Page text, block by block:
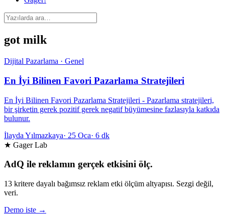
got milk
Dijital Pazarlama · Genel
En İyi Bilinen Favori Pazarlama Stratejileri
En İyi Bilinen Favori Pazarlama Stratejileri - Pazarlama stratejileri,
bir şirketin gerek pozitif gerek negatif büyümesine fazlasıyla katkıda
bulunur.
İlayda Yılmazkaya· 25 Oca· 6 dk
★ Gager Lab
AdQ ile reklamın gerçek etkisini ölç.
13 kritere dayalı bağımsız reklam etki ölçüm altyapısı. Sezgi değil,
veri.
Demo iste →